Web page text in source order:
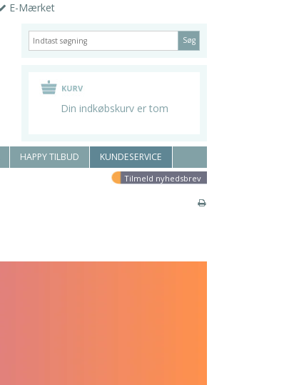
E-Mærket
Søg
Din indkøbskurv er tom
HAPPY TILBUD KUNDESERVICE
Tilmeld nyhedsbrev